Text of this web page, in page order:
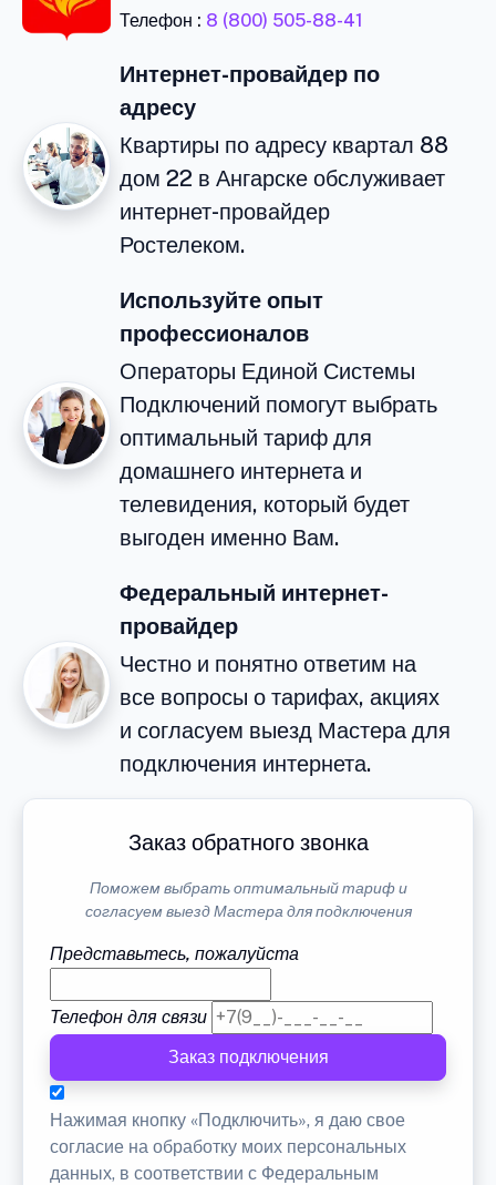
Телефон : 8 (800) 505-88-41
Интернет-провайдер по
адресу
Квартиры по адресу квартал 88
дом 22 в Ангарске обслуживает
интернет-провайдер
Ростелеком.
Используйте опыт
профессионалов
Операторы Единой Системы
Подключений помогут выбрать
оптимальный тариф для
домашнего интернета и
телевидения, который будет
выгоден именно Вам.
Федеральный интернет-
провайдер
Честно и понятно ответим на
все вопросы о тарифах, акциях
и согласуем выезд Мастера для
подключения интернета.
Заказ обратного звонка
Поможем выбрать оптимальный тариф и
согласуем выезд Мастера для подключения
Представьтесь, пожалуйста
Телефон для связи
Заказ подключения
Нажимая кнопку «Подключить», я даю свое
согласие на обработку моих персональных
данных, в соответствии с Федеральным